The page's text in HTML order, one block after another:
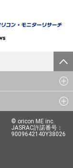
© oricon ME inc.
JASRAC許諾番号：
9009642140Y38026